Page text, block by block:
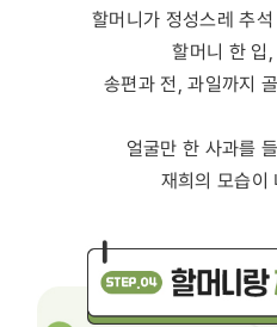
할머니가 정성스레 추
할머니 한 입
송편과 전, 과일까지
얼굴만 한 사과를
재희의 모습이